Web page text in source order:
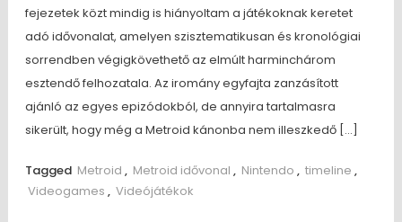
fejezetek közt mindig is hiányoltam a játékoknak keretet
adó idővonalat, amelyen szisztematikusan és kronológiai
sorrendben végigkövethető az elmúlt harminchárom
esztendő felhozatala. Az iromány egyfajta zanzásított
ajánló az egyes epizódokból, de annyira tartalmasra
sikerült, hogy még a Metroid kánonba nem illeszkedő […]
Tagged Metroid , Metroid idővonal , Nintendo , timeline ,
Videogames , Videójátékok